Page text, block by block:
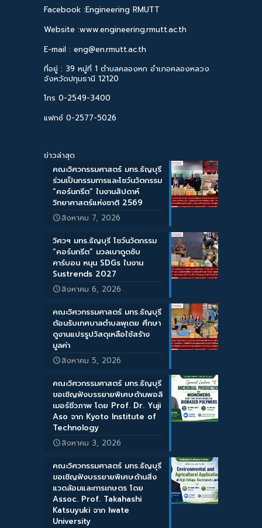
Facebook :Engineering RMUTT
Website :www.engineering.rmutt.ac.th
E-mail : eng@en.rmutt.ac.th
ที่อยู่ : 39 หมู่ที่ 1 ตำบลคลองหก อำเภอคลองหลวง
จังหวัดปทุมธานี 12120
โทร 0-2549-3400
แฟกซ์ 0-2577-5026
ข่าวล่าสุด
คณะวิศวกรรมศาสตร์ มทร.ธัญบุรี
ร่วมเป็นกรรมการและโชว์นวัตกรรม
“คอร์นกรีต” ในงานสัปดาห์
วิทยาศาสตร์แห่งชาติ 2569
สิงหาคม 7, 2026
วิศวฯ มทร.ธัญบุรี โชว์นวัตกรรม
“คอร์นกรีต” มวลเบาดูดซับ
คาร์บอน หนุน SDGs ในงาน
Sustrends 2027
สิงหาคม 6, 2026
คณะวิศวกรรมศาสตร์ มทร.ธัญบุรี
ต้อนรับเทศบาลตำบลพุเตย ศึกษา
ดูงานแปรรูปวัสดุเหลือใช้สร้าง
มูลค่า
สิงหาคม 5, 2026
คณะวิศวกรรมศาสตร์ มทร.ธัญบุรี
ขอเชิญฟังบรรยายพิเศษด้านพอลิ
เมอร์ชีวภาพ โดย Prof. Dr. Yuji
Aso จาก Kyoto Institute of
Technology
สิงหาคม 3, 2026
คณะวิศวกรรมศาสตร์ มทร.ธัญบุรี
ขอเชิญฟังบรรยายพิเศษด้านสิ่ง
แวดล้อมและการเกษตร โดย
Assoc. Prof. Takahashi
Katsuyuki จาก Iwate
University